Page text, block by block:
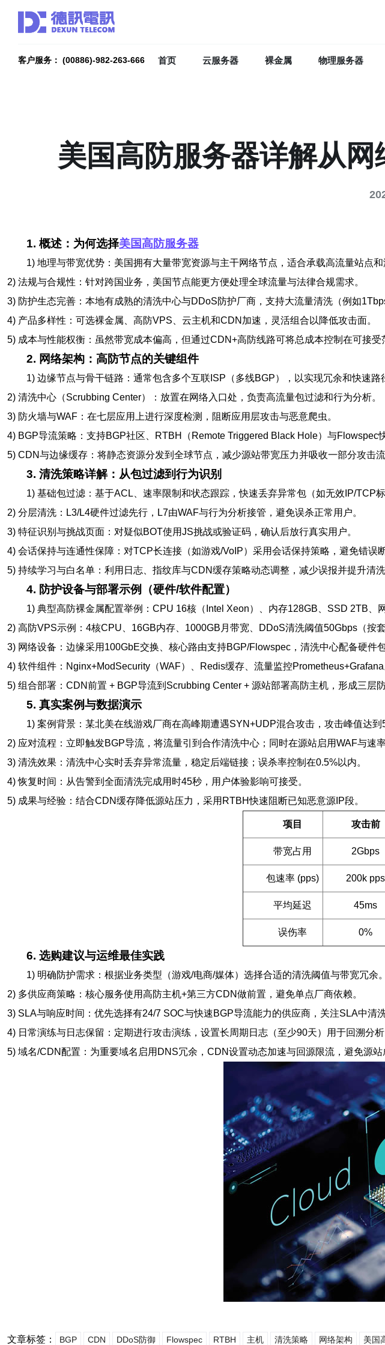
客户服务： (00886)-982-263-666 首页 云服务器 裸金属 物理服务器
美国高防服务器详解从
1. 概述：为何选择美国高防服务器
1) 地理与带宽优势：美国拥有大量带宽资源与主干网络节点，适合承载高流量站点和
2) 法规与合规性：针对跨国业务，美国节点能更方便处理全球流量与法律合规需求。
3) 防护生态完善：本地有成熟的清洗中心与DDoS防护厂商，支持大流量清洗（例如
4) 产品多样性：可选裸金属、高防VPS、云主机和CDN加速，灵活组合以降低攻击面。
5) 成本与性能权衡：虽然带宽成本偏高，但通过CDN+高防线路可将总成本控制在可接受
2. 网络架构：高防节点的关键组件
1) 边缘节点与骨干链路：通常包含多个互联ISP（多线BGP），以实现冗余和快速路
2) 清洗中心（Scrubbing Center）：放置在网络入口处，负责高流量包过滤和行为分析。
3) 防火墙与WAF：在七层应用上进行深度检测，阻断应用层攻击与恶意爬虫。
4) BGP导流策略：支持BGP社区、RTBH（Remote Triggered Black Hole）与Flowspec
5) CDN与边缘缓存：将静态资源分发到全球节点，减少源站带宽压力并吸收一部分攻击流
3. 清洗策略详解：从包过滤到行为识别
1) 基础包过滤：基于ACL、速率限制和状态跟踪，快速丢弃异常包（如无效IP/TCP标
2) 分层清洗：L3/L4硬件过滤先行，L7由WAF与行为分析接管，避免误杀正常用户。
3) 特征识别与挑战页面：对疑似BOT使用JS挑战或验证码，确认后放行真实用户。
4) 会话保持与连通性保障：对TCP长连接（如游戏/VoIP）采用会话保持策略，避免错误断
5) 持续学习与白名单：利用日志、指纹库与CDN缓存策略动态调整，减少误报并提升清洗
4. 防护设备与部署示例（硬件/软件配置）
1) 典型高防裸金属配置举例：CPU 16核（Intel Xeon）、内存128GB、SSD 2TB、
2) 高防VPS示例：4核CPU、16GB内存、1000GB月带宽、DDoS清洗阈值50Gbps（按套
3) 网络设备：边缘采用100GbE交换、核心路由支持BGP/Flowspec，清洗中心配备硬件
4) 软件组件：Nginx+ModSecurity（WAF）、Redis缓存、流量监控Prometheus+Grafana
5) 组合部署：CDN前置 + BGP导流到Scrubbing Center + 源站部署高防主机，形成三层防
5. 真实案例与数据演示
1) 案例背景：某北美在线游戏厂商在高峰期遭遇SYN+UDP混合攻击，攻击峰值达到
2) 应对流程：立即触发BGP导流，将流量引到合作清洗中心；同时在源站启用WAF与速率
3) 清洗效果：清洗中心实时丢弃异常流量，稳定后端链接；误杀率控制在0.5%以内。
4) 恢复时间：从告警到全面清洗完成用时45秒，用户体验影响可接受。
5) 成果与经验：结合CDN缓存降低源站压力，采用RTBH快速阻断已知恶意源IP段。
项目 攻击前
带宽占用 2Gbps
包速率 (pps) 200k pps
平均延迟 45ms
误伤率 0%
6. 选购建议与运维最佳实践
1) 明确防护需求：根据业务类型（游戏/电商/媒体）选择合适的清洗阈值与带宽冗余。
2) 多供应商策略：核心服务使用高防主机+第三方CDN做前置，避免单点厂商依赖。
3) SLA与响应时间：优先选择有24/7 SOC与快速BGP导流能力的供应商，关注SLA中清洗
4) 日常演练与日志保留：定期进行攻击演练，设置长周期日志（至少90天）用于回溯分析
5) 域名/CDN配置：为重要域名启用DNS冗余，CDN设置动态加速与回源限流，避免源站
文章标签： BGP CDN DDoS防御 Flowspec RTBH 主机 清洗策略 网络架构 美国